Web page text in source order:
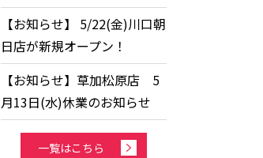
【お知らせ】 5/22(金)川口朝
日店が新規オープン！
【お知らせ】草加松原店 5
月13日(水)休業のお知らせ
一覧はこちら